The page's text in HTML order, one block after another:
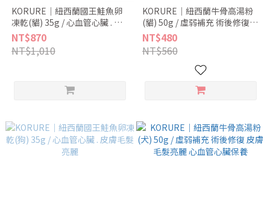
KORURE｜紐西蘭國王鮭魚卵
凍乾(貓) 35g / 心血管心臟 . 皮
膚毛髮亮麗
NT$870
NT$1,010
KORURE｜紐西蘭牛骨高湯粉
(貓) 50g / 虛弱補充 術後修復
皮膚毛髮亮麗 心血管心臟保養
NT$480
NT$560